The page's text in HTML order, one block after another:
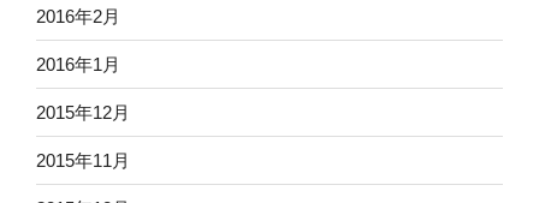
2016年2月
2016年1月
2015年12月
2015年11月